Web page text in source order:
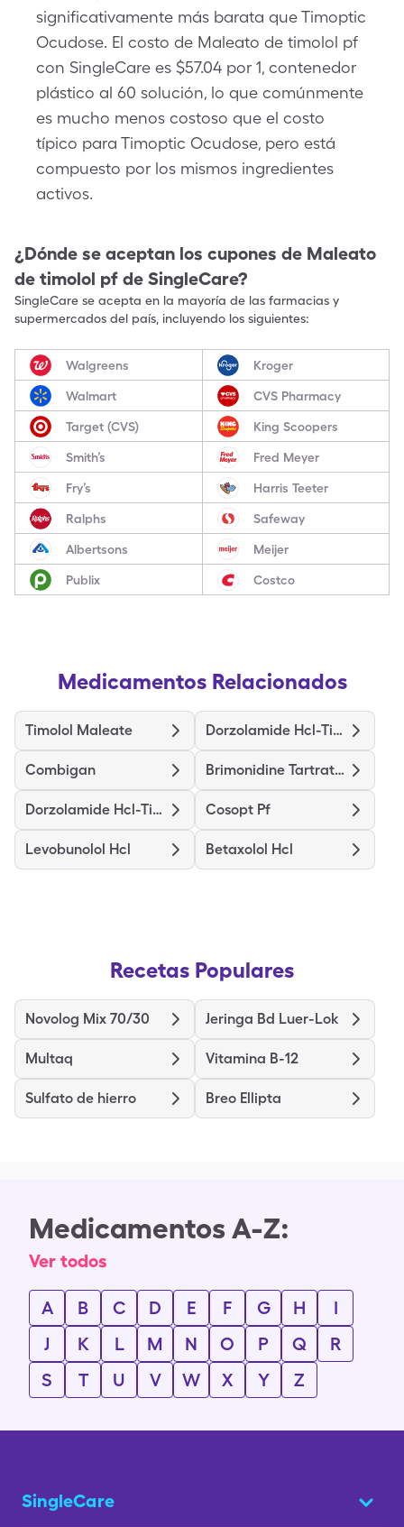
significativamente más barata que Timoptic
Ocudose. El costo de Maleato de timolol pf
con SingleCare es $57.04 por 1, contenedor
plástico al 60 solución, lo que comúnmente
es mucho menos costoso que el costo
típico para Timoptic Ocudose, pero está
compuesto por los mismos ingredientes
activos.
¿Dónde se aceptan los cupones de Maleato
de timolol pf de SingleCare?
SingleCare se acepta en la mayoría de las farmacias y
supermercados del país, incluyendo los siguientes:
Walgreens Kroger
Walmart CVS Pharmacy
Target (CVS) King Scoopers
Smith’s Fred Meyer
Fry’s Harris Teeter
Ralphs Safeway
Albertsons Meijer
Publix Costco
Medicamentos Relacionados
Timolol Maleate Dorzolamide Hcl-Timolol Mal
Combigan Brimonidine Tartrate-Timolol
Dorzolamide Hcl-Timolol Mal Pf Cosopt Pf
Levobunolol Hcl Betaxolol Hcl
Recetas Populares
Novolog Mix 70/30 Jeringa Bd Luer-Lok
Multaq Vitamina B-12
Sulfato de hierro Breo Ellipta
Medicamentos A-Z:
Ver todos
A B C D E F G H
I
J
K L M N O P Q
R
S
T U V W X Y Z
SingleCare